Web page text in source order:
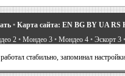
• Карта сайта: EN BG BY UA RS
2 • Мондео 3 • Мондео 4 • Эскорт 3 •
стабильно, запоминал